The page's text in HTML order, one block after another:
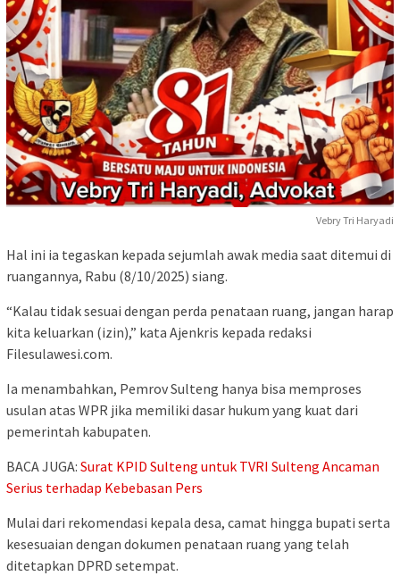
Vebry Tri Haryadi
Hal ini ia tegaskan kepada sejumlah awak media saat ditemui di
ruangannya, Rabu (8/10/2025) siang.
“Kalau tidak sesuai dengan perda penataan ruang, jangan harap
kita keluarkan (izin),” kata Ajenkris kepada redaksi
Filesulawesi.com.
Ia menambahkan, Pemrov Sulteng hanya bisa memproses
usulan atas WPR jika memiliki dasar hukum yang kuat dari
pemerintah kabupaten.
BACA JUGA: Surat KPID Sulteng untuk TVRI Sulteng Ancaman
Serius terhadap Kebebasan Pers
Mulai dari rekomendasi kepala desa, camat hingga bupati serta
kesesuaian dengan dokumen penataan ruang yang telah
ditetapkan DPRD setempat.